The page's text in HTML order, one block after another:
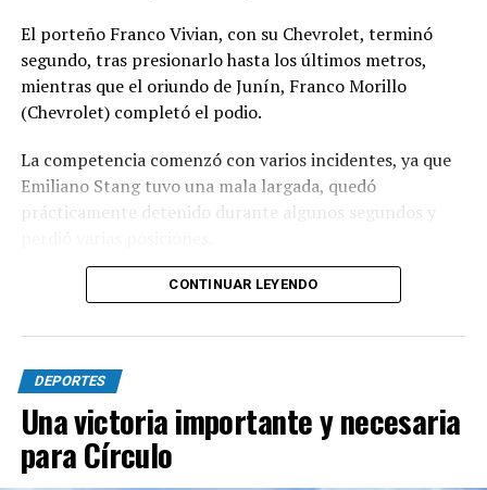
El porteño Franco Vivian, con su Chevrolet, terminó
segundo, tras presionarlo hasta los últimos metros,
mientras que el oriundo de Junín, Franco Morillo
(Chevrolet) completó el podio.
La competencia comenzó con varios incidentes, ya que
Emiliano Stang tuvo una mala largada, quedó
prácticamente detenido durante algunos segundos y
En los primeros metros también se produjo un
ensució el transcurso de la carrera.
Poco después, el piloto de Toyota Tomás Fernández
protagonizó un fuerte accidente al impactar de lleno
contra el paredón y su auto quedó seriamente dañado
por lo que la carrera fue neutralizada.
CONTINUAR LEYENDO
DEPORTES
Una victoria importante y necesaria
para Círculo